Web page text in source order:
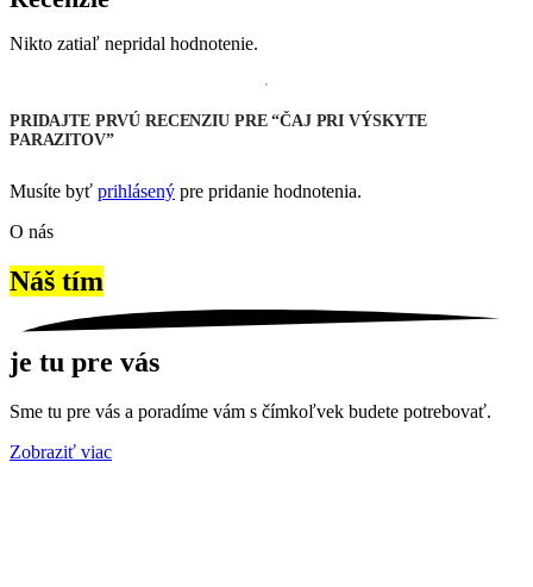
Nikto zatiaľ nepridal hodnotenie.
PRIDAJTE PRVÚ RECENZIU PRE “ČAJ PRI VÝSKYTE
PARAZITOV”
Musíte byť prihlásený pre pridanie hodnotenia.
O nás
Náš tím
je tu pre vás
Sme tu pre vás a poradíme vám s čímkoľvek budete potrebovať.
Zobraziť viac